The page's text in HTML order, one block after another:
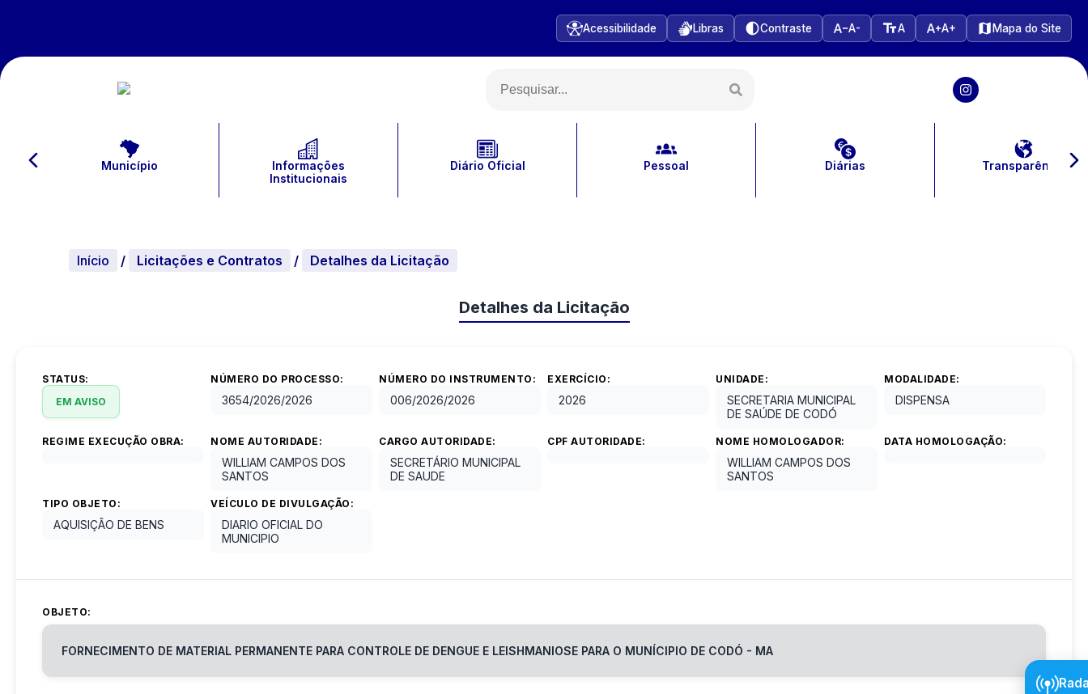
Acessibilidade Libras Contraste A- A A+ Mapa do Site
Município
Informações
Institucionais
Diário Oficial Pessoal Diárias Transparência
Início / Licitações e Contratos / Detalhes da Licitação
Detalhes da Licitação
STATUS:
EM AVISO
NÚMERO DO PROCESSO:
3654/2026/2026
NÚMERO DO INSTRUMENTO:
006/2026/2026
EXERCÍCIO:
2026
UNIDADE:
SECRETARIA MUNICIPAL
DE SAÚDE DE CODÓ
MODALIDADE:
DISPENSA
REGIME EXECUÇÃO OBRA: NOME AUTORIDADE:
WILLIAM CAMPOS DOS
SANTOS
CARGO AUTORIDADE:
SECRETÁRIO MUNICIPAL
DE SAUDE
CPF AUTORIDADE: NOME HOMOLOGADOR:
WILLIAM CAMPOS DOS
SANTOS
DATA HOMOLOGAÇÃO:
TIPO OBJETO:
AQUISIÇÃO DE BENS
VEÍCULO DE DIVULGAÇÃO:
DIARIO OFICIAL DO
MUNICIPIO
OBJETO:
FORNECIMENTO DE MATERIAL PERMANENTE PARA CONTROLE DE DENGUE E LEISHMANIOSE PARA O MUNÍCIPIO DE CODÓ - MA